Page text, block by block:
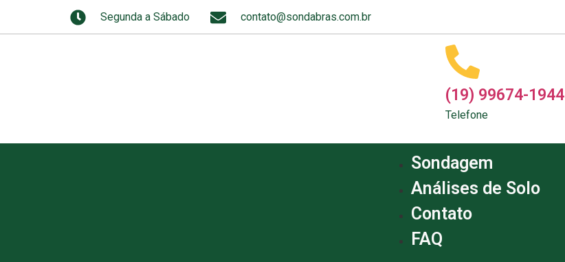
Segunda a Sábado contato@sondabras.com.br
(19) 99674-1944
Telefone
Sondagem
Análises de Solo
Contato
FAQ